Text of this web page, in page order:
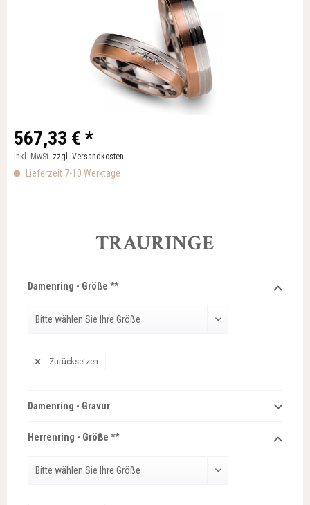
567,33 € *
inkl. MwSt. zzgl. Versandkosten
Lieferzeit 7-10 Werktage
TRAURINGE
Damenring - Größe **
Zurücksetzen
Damenring - Gravur
Herrenring - Größe **